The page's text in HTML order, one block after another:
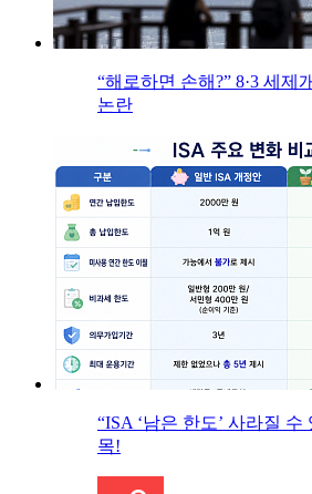
“해로하면 손해?” 8·3 세제
논란
“ISA ‘남은 한도’ 사라질
목!